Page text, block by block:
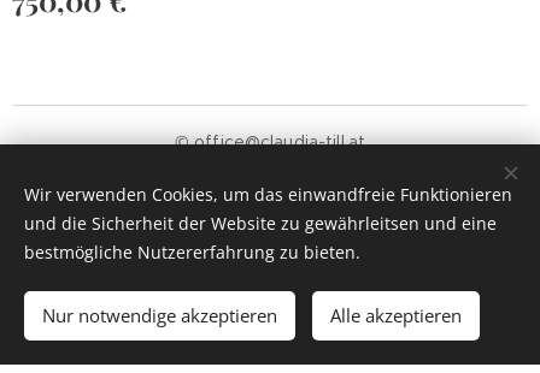
Zum Warenkorb hinzufügen
© office@claudia-till.at
43664/2608783 Cookies
Wir verwenden Cookies, um das einwandfreie Funktionieren
und die Sicherheit der Website zu gewährleitsen und eine
bestmögliche Nutzererfahrung zu bieten.
Nur notwendige akzeptieren Alle akzeptieren